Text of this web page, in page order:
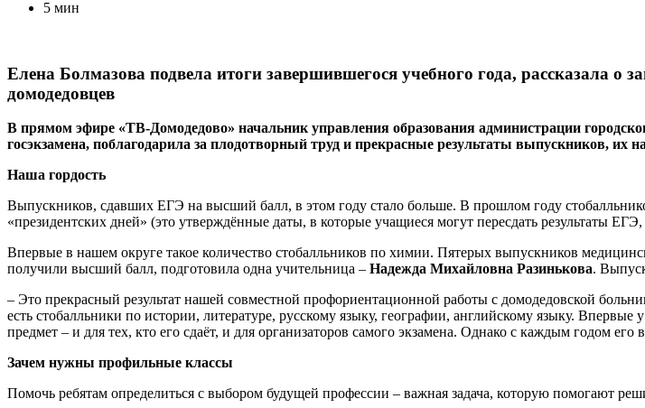
5 мин
Елена Болмазова подвела итоги завершившегося учебного года, рассказала о
домодедовцев
В прямом эфире «ТВ-Домодедово» начальник управления образования администрации
госэкзамена, поблагодарила за плодотворный труд и прекрасные результаты выпускников, их
Наша гордость
Выпускников, сдавших ЕГЭ на высший балл, в этом году стало больше. В прошлом году
«президентских дней» (это утверждённые даты, в которые учащиеся могут пересдать результаты ЕГЭ,
Впервые в нашем округе такое количество стобалльников по химии. Пятерых выпускников
получили высший балл, подготовила одна учительница – Надежда Михайловна Разинькова.
– Это прекрасный результат нашей совместной профориентационной работы с домодедовской
есть стобалльники по истории, литературе, русскому языку, географии, английскому языку.
предмет – и для тех, кто его сдаёт, и для организаторов самого экзамена. Однако с каждым годом
Зачем нужны профильные классы
Помочь ребятам определиться с выбором будущей профессии – важная задача, которую помогают